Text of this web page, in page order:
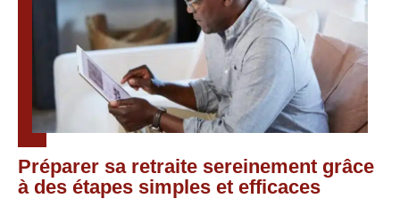
Préparer sa retraite sereinement grâce
à des étapes simples et efficaces